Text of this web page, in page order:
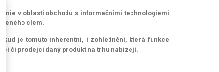
v oblasti obchodu s informačními technologiemi
clem.
je tomuto inherentní, i zohlednění, která funkce
či prodejci daný produkt na trhu nabízejí.